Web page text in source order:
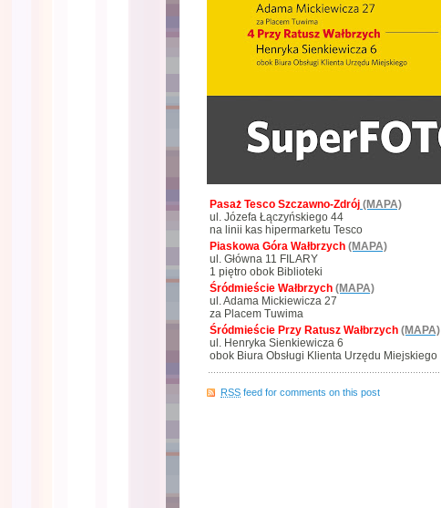
Pasaż Tesco Szczawno-Zdrój (MAPA)
ul. Józefa Łączyńskiego 44
na linii kas hipermarketu Tesco
Piaskowa Góra Wałbrzych (MAPA)
ul. Główna 11 FILARY
1 piętro obok Biblioteki
Śródmieście Wałbrzych (MAPA)
ul. Adama Mickiewicza 27
za Placem Tuwima
Śródmieście Przy Ratusz Wałbrzych (MAPA)
ul. Henryka Sienkiewicza 6
obok Biura Obsługi Klienta Urzędu Miejskiego
RSS feed for comments on this post